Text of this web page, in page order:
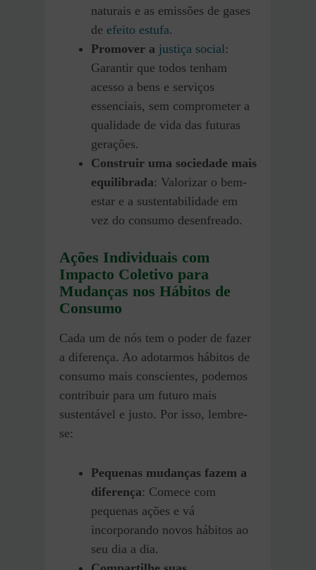
naturais e as emissões de gases
de efeito estufa.
Promover a justiça social:
Garantir que todos tenham
acesso a bens e serviços
essenciais, sem comprometer a
qualidade de vida das futuras
gerações.
Construir uma sociedade mais
equilibrada: Valorizar o bem-
estar e a sustentabilidade em
vez do consumo desenfreado.
Ações Individuais com
Impacto Coletivo para
Mudanças nos Hábitos de
Consumo
Cada um de nós tem o poder de fazer
a diferença. Ao adotarmos hábitos de
consumo mais conscientes, podemos
contribuir para um futuro mais
sustentável e justo. Por isso, lembre-
se:
Pequenas mudanças fazem a
diferença: Comece com
pequenas ações e vá
incorporando novos hábitos ao
seu dia a dia.